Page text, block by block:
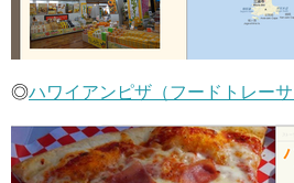
◎ハワイアンピザ（フードトレーサ